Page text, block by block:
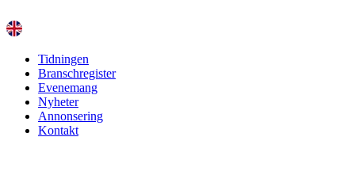
till
innehåll
Tidningen
Branschregister
Evenemang
Nyheter
Annonsering
Kontakt